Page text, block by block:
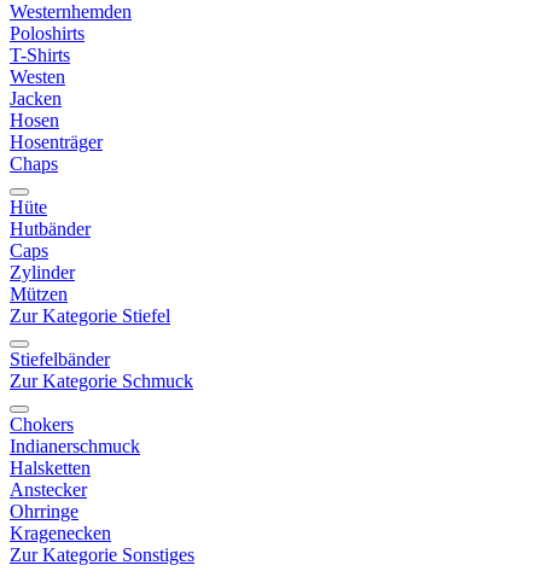
Westernhemden
Poloshirts
T-Shirts
Westen
Jacken
Hosen
Hosenträger
Chaps
Hüte
Hutbänder
Caps
Zylinder
Mützen
Zur Kategorie Stiefel
Stiefelbänder
Zur Kategorie Schmuck
Chokers
Indianerschmuck
Halsketten
Anstecker
Ohrringe
Kragenecken
Zur Kategorie Sonstiges